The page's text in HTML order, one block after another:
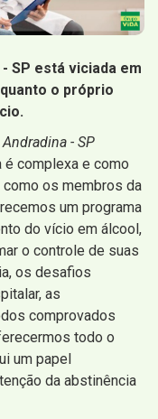
SP está viciada em
o próprio
- SP
complexa e como
os membros da
um programa
do vício em álcool,
o controle de suas
os desafios
as
comprovados
todo o
um papel
da abstinência